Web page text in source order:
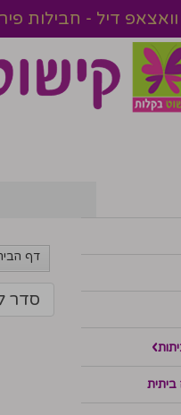
וואצאפ דיל - חבילות
דף
סדר